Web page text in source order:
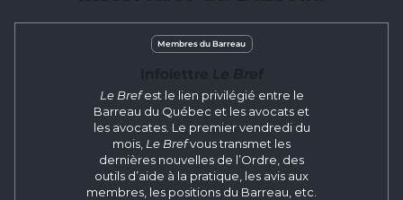
Membres du Barreau
Le Brefest le lien privilégié entre le
Barreau du Québec et les avocats et
les avocates. Le premier vendredi du
mois, Le Brefvous transmet les
dernières nouvelles de l’Ordre, des
outils d’aide à la pratique, les avis aux
membres, les positions du Barreau, etc.